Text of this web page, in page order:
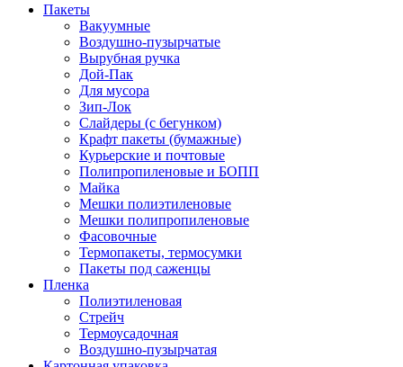
Пакеты
Вакуумные
Воздушно-пузырчатые
Вырубная ручка
Дой-Пак
Для мусора
Зип-Лок
Слайдеры (с бегунком)
Крафт пакеты (бумажные)
Курьерские и почтовые
Полипропиленовые и БОПП
Майка
Мешки полиэтиленовые
Мешки полипропиленовые
Фасовочные
Термопакеты, термосумки
Пакеты под саженцы
Пленка
Полиэтиленовая
Стрейч
Термоусадочная
Воздушно-пузырчатая